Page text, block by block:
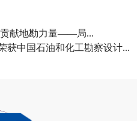
贡献地勘力量——局...
获中国石油和化工勘察设计...